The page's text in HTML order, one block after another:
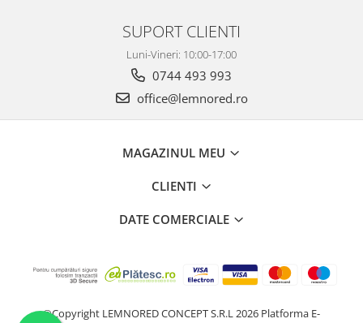
SUPORT CLIENTI
Luni-Vineri: 10:00-17:00
0744 493 993
office@lemnored.ro
MAGAZINUL MEU
CLIENTI
DATE COMERCIALE
©Copyright LEMNORED CONCEPT S.R.L 2026 Platforma E-